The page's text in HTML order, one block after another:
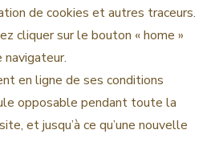
de cookies et autres traceurs.
cliquer sur le bouton « home »
navigateur.
en ligne de ses conditions
opposable pendant toute la
et jusqu’à ce qu’une nouvelle